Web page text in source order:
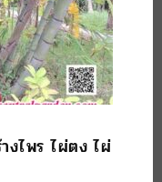
งไพร ไผ่ตง ไผ่